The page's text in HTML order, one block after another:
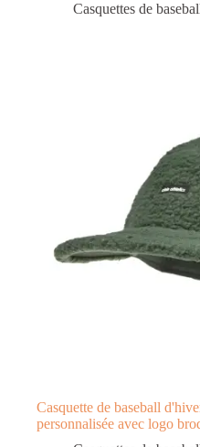
Casquettes de
Casquette de baseball
personnalisée avec logo